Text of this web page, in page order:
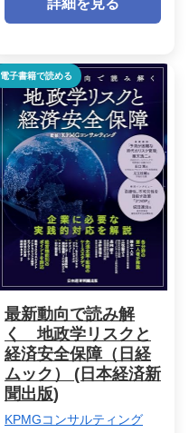
電子書籍で読める
最新動向で読み解
く 地政学リスクと
経済安全保障（日経
ムック） (日本経済新
聞出版)
KPMGコンサルティング